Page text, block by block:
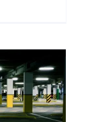
Medellín:
TrafficJet
vs
Serigrafía